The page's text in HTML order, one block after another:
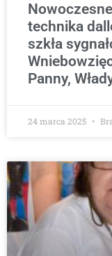
technika
szkła
Panny,
24 marca 2025